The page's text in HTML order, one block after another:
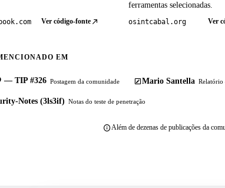
Ver código-fonte
ferramentas selecionadas.
osintcabal.org Ver
EM
— TIP #326 Postagem da comunidade Mario Santella Relatório
Notes (3ls3if) Notas do teste de penetração
Além de dezenas de publicações da